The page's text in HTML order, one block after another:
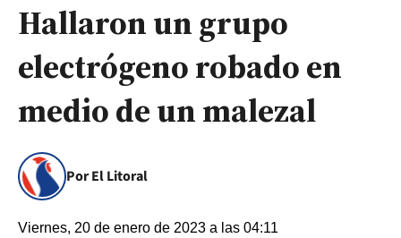
Hallaron un grupo
electrógeno robado en
medio de un malezal
Por El Litoral
Viernes, 20 de enero de 2023 a las 04:11